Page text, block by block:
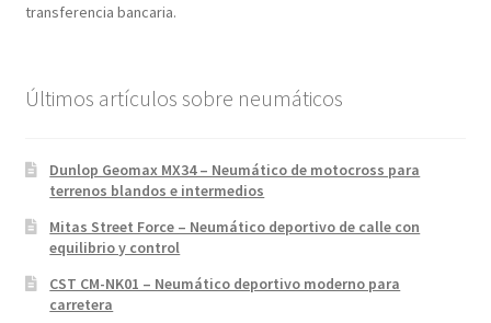
transferencia bancaria.
Últimos artículos sobre neumáticos
Dunlop Geomax MX34 – Neumático de motocross para
terrenos blandos e intermedios
Mitas Street Force – Neumático deportivo de calle con
equilibrio y control
CST CM-NK01 – Neumático deportivo moderno para
carretera